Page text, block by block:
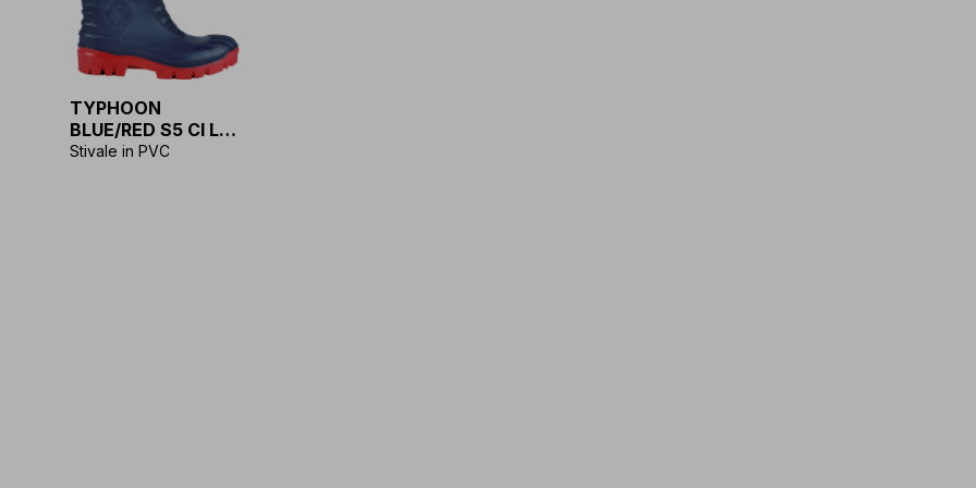
TYPHOON
BLUE/RED S5 CI LG
FO SR
Stivale in PVC